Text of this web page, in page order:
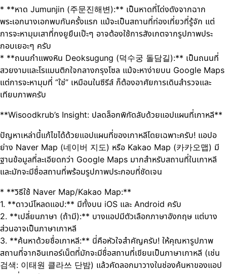
* **หาด Jumunjin (주문진해변):** เป็นหาดที่โด่งดังจากฉาก
พระเอกนางเอกพบกันครั้งแรก แม้จะเป็นสถานที่ท่องเที่ยวที่รู้จัก แต่
การจะหามุมเสาที่กงยูยืนเป๊ะๆ อาจต้องใช้การสังเกตจากรูปภาพประ
กอบเยอะๆ ครับ
* **ถนนกำแพงหิน Deoksugung (덕수궁 돌담길):** เป็นถนนที่
สวยงามและโรแมนติกใจกลางกรุงโซล แม้จะหาง่ายบน Google Maps
แต่การจะหามุมที่ “ใช่” เหมือนในซีรีส์ ก็ต้องอาศัยการเดินสำรวจและ
เทียบภาพครับ
**Wisoodkrub’s Insight: ปลดล็อกพิกัดลับด้วยแอปแผนที่เกาหลี**
ปัญหาเหล่านี้แก้ไขได้ด้วยแอปแผนที่ของเกาหลีโดยเฉพาะครับ! แอปอ
ย่าง Naver Map (네이버 지도) หรือ Kakao Map (카카오맵) มี
ฐานข้อมูลที่ละเอียดกว่า Google Maps มากสำหรับสถานที่ในเกาหลี
และมักจะมีชื่อสถานที่พร้อมรูปภาพประกอบที่ชัดเจน
* **วิธีใช้ Naver Map/Kakao Map:**
1. **ดาวน์โหลดแอป:** มีทั้งบน iOS และ Android ครับ
2. **เปลี่ยนภาษา (ถ้ามี):** บางแอปมีตัวเลือกภาษาอังกฤษ แต่บาง
ส่วนอาจเป็นภาษาเกาหลี
3. **ค้นหาด้วยชื่อเกาหลี:** นี่คือหัวใจสำคัญครับ! ให้คุณหารูปภาพ
สถานที่จากอินเทอร์เน็ตที่มักจะมีชื่อสถานที่เขียนเป็นภาษาเกาหลี (เช่น
검색: 이태원 클라쓰 단밤) แล้วคัดลอกมาวางในช่องค้นหาของแอป